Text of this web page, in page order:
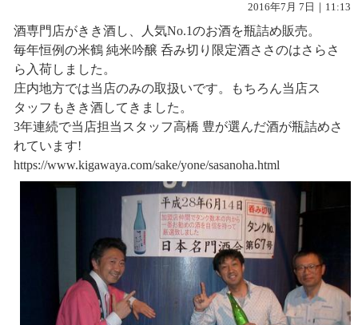
2016年7月 7日｜11:13
酒専門店がきき酒し、人気No.1のお酒を瓶詰め販売。
毎年恒例の米鶴 純米吟醸 呑み切り限定酒ささのはさらさ
ら入荷しました。
庄内地方では当店のみの取扱いです。もちろん当店ス
タッフもきき酒してきました。
3年連続で当店担当スタッフ高橋 豊が選んだ酒が瓶詰めさ
れています!
https://www.kigawaya.com/sake/yone/sasanoha.html